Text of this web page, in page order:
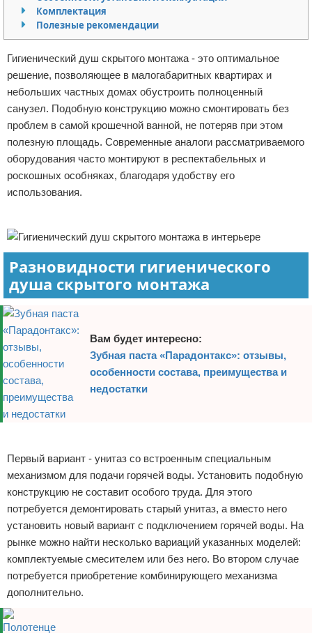
Домашний быт
Сантехника
Безопасность
Стройматериалы
Разное
Отказ от ответственности
Комплектация
Полезные рекомендации
Гигиенический душ скрытого монтажа - это оптимальное
решение, позволяющее в малогабаритных квартирах и
небольших частных домах обустроить полноценный
санузел. Подобную конструкцию можно смонтировать без
проблем в самой крошечной ванной, не потеряв при этом
полезную площадь. Современные аналоги рассматриваемого
оборудования часто монтируют в респектабельных и
роскошных особняках, благодаря удобству его
использования.
Разновидности гигиенического
душа скрытого монтажа
Вам будет интересно:
Зубная паста «Парадонтакс»: отзывы,
особенности состава, преимущества и
недостатки
Первый вариант - унитаз со встроенным специальным
механизмом для подачи горячей воды. Установить подобную
конструкцию не составит особого труда. Для этого
потребуется демонтировать старый унитаз, а вместо него
установить новый вариант с подключением горячей воды. На
рынке можно найти несколько вариаций указанных моделей:
комплектуемые смесителем или без него. Во втором случае
потребуется приобретение комбинирующего механизма
дополнительно.